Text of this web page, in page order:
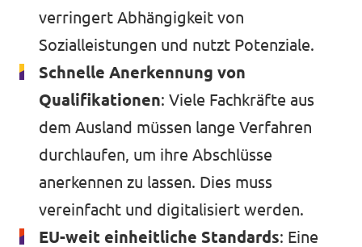
verringert Abhängigkeit von
Sozialleistungen und nutzt Potenziale.
Schnelle Anerkennung von
Qualifikationen: Viele Fachkräfte aus
dem Ausland müssen lange Verfahren
durchlaufen, um ihre Abschlüsse
anerkennen zu lassen. Dies muss
vereinfacht und digitalisiert werden.
EU-weit einheitliche Standards: Eine